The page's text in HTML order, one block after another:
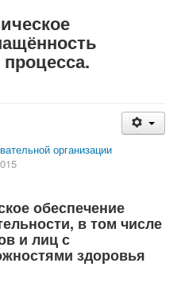
организации
обеспечение
в том числе
и лиц с
здоровья